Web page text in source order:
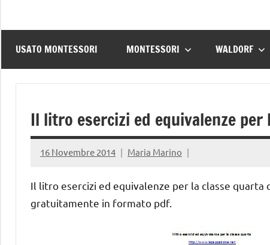
USATO MONTESSORI MONTESSORI WALDORF
Il litro esercizi ed equivalenze per
16 Novembre 2014 Maria Marino
Il litro esercizi ed equivalenze per la classe quarta
gratuitamente in formato pdf.